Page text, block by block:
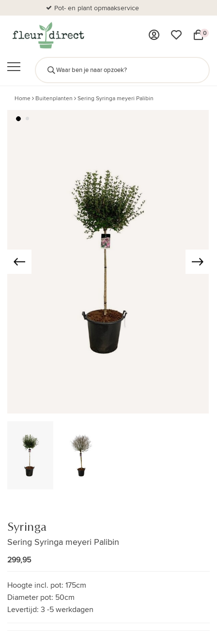
Pot- en plant opmaakservice
0
Home Buitenplanten Sering Syringa meyeri Palibin
Syringa
Sering Syringa meyeri Palibin
299,95
Hoogte incl. pot: 175cm
Diameter pot: 50cm
Levertijd: 3 -5 werkdagen